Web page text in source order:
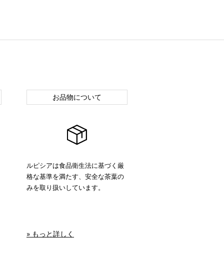
お品物について
ルピシアは食品衛生法に基づく厳
格な基準を満たす、安全な茶葉の
みを取り扱いしています。
» もっと詳しく